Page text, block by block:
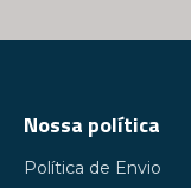
Nossa política
Política de Envio